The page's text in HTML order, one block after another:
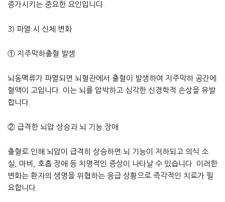
증가시키는 중요한 요인입니다.
3) 파열 시 신체 변화
① 지주막하출혈 발생
뇌동맥류가 파열되면 뇌혈관에서 출혈이 발생하여 지주막하 공간에
혈액이 고입니다. 이는 뇌를 압박하고 심각한 신경학적 손상을 유발
합니다.
② 급격한 뇌압 상승과 뇌 기능 장애
출혈로 인해 뇌압이 급격히 상승하면 뇌 기능이 저하되고 의식 소
실, 마비, 호흡 장애 등 치명적인 증상이 나타날 수 있습니다. 이러한
변화는 환자의 생명을 위협하는 응급 상황으로 즉각적인 치료가 필
요합니다.